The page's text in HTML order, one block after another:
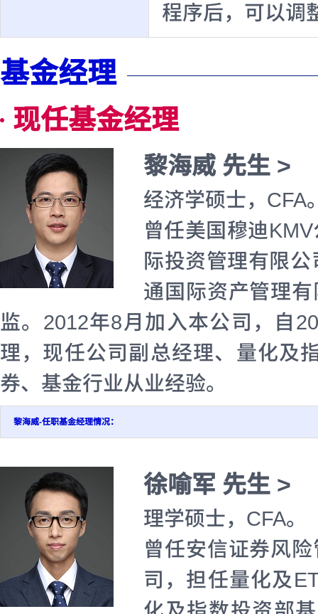
程序后，可以调
基金经理
现任基金经理
黎海威 先生 >
经济学硕士，CFA
曾任美国穆迪
际投资管理有限
通国际资产管理
监。2012年8月加入本公司，自
理，现任公司副总经理、量化及
券、基金行业从业经验。
黎海威-任职基金经理情况：
徐喻军 先生 >
理学硕士，CFA。
曾任安信证券风
司，担任量化及